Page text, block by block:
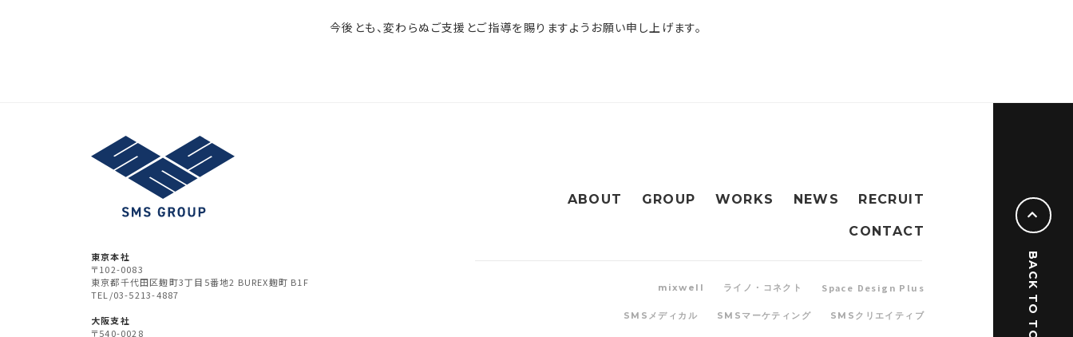
今後とも、変わらぬご支援とご指導を賜りますようお願い申し上げます。
BACK TO TOP
東京本社
〒102-0083
東京都千代田区麹町3丁目5番地2 BUREX麹町 B1F
TEL/03-5213-4887
大阪支社
〒540-0028
ABOUT GROUP WORKS NEWS RECRUIT
CONTACT
mixwell ライノ・コネクト Space Design Plus
SMSメディカル SMSマーケティング SMSクリエイティブ